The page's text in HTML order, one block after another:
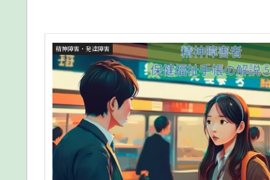
精神障害・発達障害